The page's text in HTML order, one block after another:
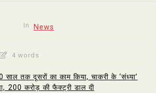
In News
4 words
तक दूसरों का काम किया, चाकरी के ‘संध्या’
₹200 करोड़ की फैक्ट्री डाल दी